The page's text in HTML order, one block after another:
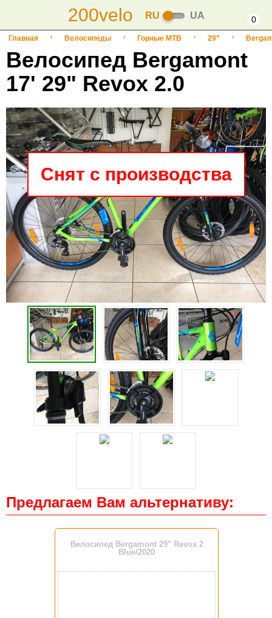
200velo RU UA 0
Главная Велосипеды Горные MTB 29”
Велосипед Bergamont
17' 29" Revox 2.0
Снят с производства
Предлагаем Вам альтернативу:
Велосипед Bergamont 29" Revox 2
Blue/2020